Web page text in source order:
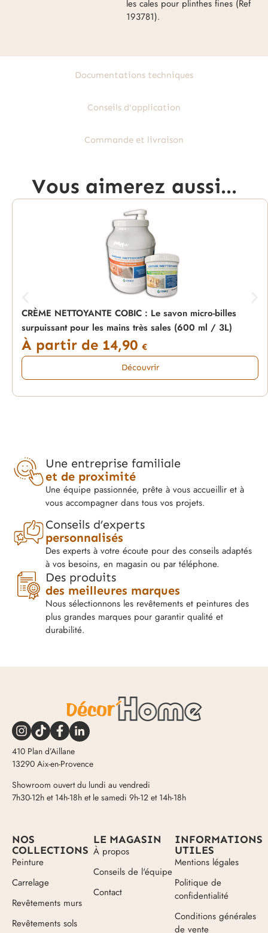
Documentations techniques
Conseils d'application
Commande et livraison
les cales pour plinthes fines (Ref
193781).
Vous aimerez aussi...
CRÈME NETTOYANTE COBIC : Le savon micro-billes
surpuissant pour les mains très sales (600 ml / 3L)
À partir de 14,90 €
Découvrir
Une entreprise familiale
et de proximité
Une équipe passionnée, prête à vous accueillir et à
vous accompagner dans tous vos projets.
Conseils d’experts
personnalisés
Des experts à votre écoute pour des conseils adaptés
à vos besoins, en magasin ou par téléphone.
Des produits
des meilleures marques
Nous sélectionnons les revêtements et peintures des
plus grandes marques pour garantir qualité et
durabilité.
410 Plan d’Aillane
13290 Aix-en-Provence
Showroom ouvert du lundi au vendredi
7h30-12h et 14h-18h et le samedi 9h-12 et 14h-18h
NOS
COLLECTIONS
Peinture
Carrelage
Revêtements murs
Revêtements sols
LE MAGASIN
À propos
Conseils de l'équipe
Contact
INFORMATIONS
UTILES
Mentions légales
Politique de
confidentialité
Conditions générales
de vente